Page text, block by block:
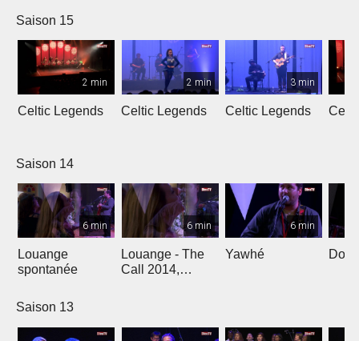
Saison 15
2 min
Celtic Legends
2 min
Celtic Legends
3 min
Celtic Legends
Saison 14
6 min
Louange
spontanée
6 min
Louange - The
Call 2014,
6 min
Yawhé
Saison 13